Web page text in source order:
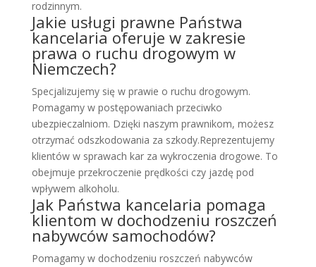
rodzinnym.
Jakie usługi prawne Państwa
kancelaria oferuje w zakresie
prawa o ruchu drogowym w
Niemczech?
Specjalizujemy się w prawie o ruchu drogowym.
Pomagamy w postępowaniach przeciwko
ubezpieczalniom. Dzięki naszym prawnikom, możesz
otrzymać odszkodowania za szkody.Reprezentujemy
klientów w sprawach kar za wykroczenia drogowe. To
obejmuje przekroczenie prędkości czy jazdę pod
wpływem alkoholu.
Jak Państwa kancelaria pomaga
klientom w dochodzeniu roszczeń
nabywców samochodów?
Pomagamy w dochodzeniu roszczeń nabywców